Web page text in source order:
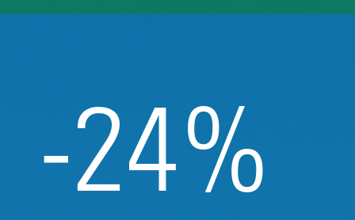
-24%